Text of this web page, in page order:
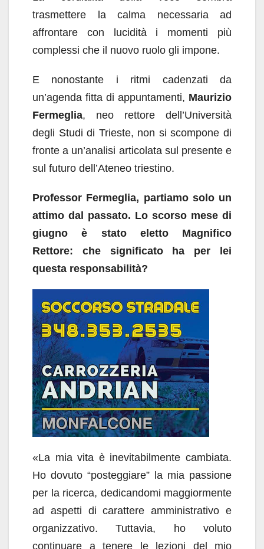
trasmettere la calma necessaria ad
affrontare con lucidità i momenti più
complessi che il nuovo ruolo gli impone.
E nonostante i ritmi cadenzati da
un’agenda fitta di appuntamenti, Maurizio
Fermeglia, neo rettore dell’Università
degli Studi di Trieste, non si scompone di
fronte a un’analisi articolata sul presente e
sul futuro dell’Ateneo triestino.
Professor Fermeglia, partiamo solo un
attimo dal passato. Lo scorso mese di
giugno è stato eletto Magnifico
Rettore: che significato ha per lei
questa responsabilità?
«La mia vita è inevitabilmente cambiata.
Ho dovuto “posteggiare” la mia passione
per la ricerca, dedicandomi maggiormente
ad aspetti di carattere amministrativo e
organizzativo. Tuttavia, ho voluto
continuare a tenere le lezioni del mio